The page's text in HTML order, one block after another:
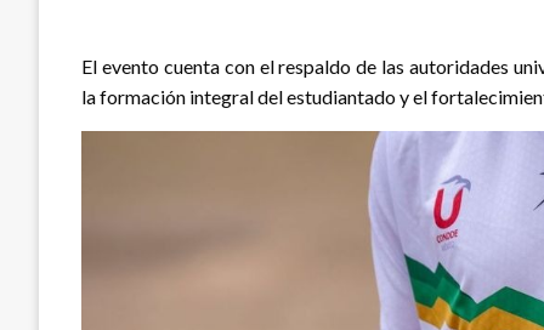
El evento cuenta con el respaldo de las autoridades
la formación integral del estudiantado y el